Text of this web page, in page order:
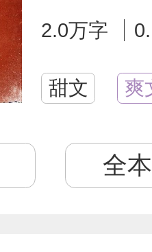
2.0万字
甜文 爽
全